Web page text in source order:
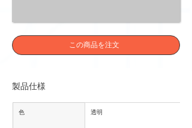
この商品を注文
製品仕様
色 透明